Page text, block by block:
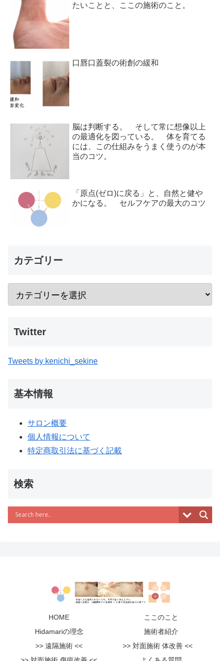
たいことと、ここの施術のこと。
口唇口蓋裂の術創の緩和
脳は判断する。 そして常に想像以上
の最適化を図っている。 体を育てる
には、この仕組みをうまく使うのが本
当のコツ。
「原点(ゼロ)に戻る」と、自然と健や
かになる。 セルフケアの最大のコツ
カテゴリー
Twitter
Tweets by kenichi_sekine
基本情報
サロン概要
個人情報について
特定商取引法に基づく記載
検索
HOME
ここのこと
Hidamariの理念
施術者紹介
>> 遠隔施術 <<
>> 対面施術 体改善 <<